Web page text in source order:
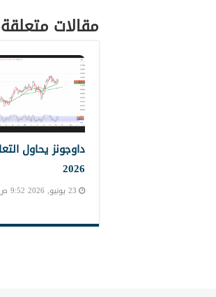
مقالات متعلقة
2026
23 يونيو, 2026 9:52 ص